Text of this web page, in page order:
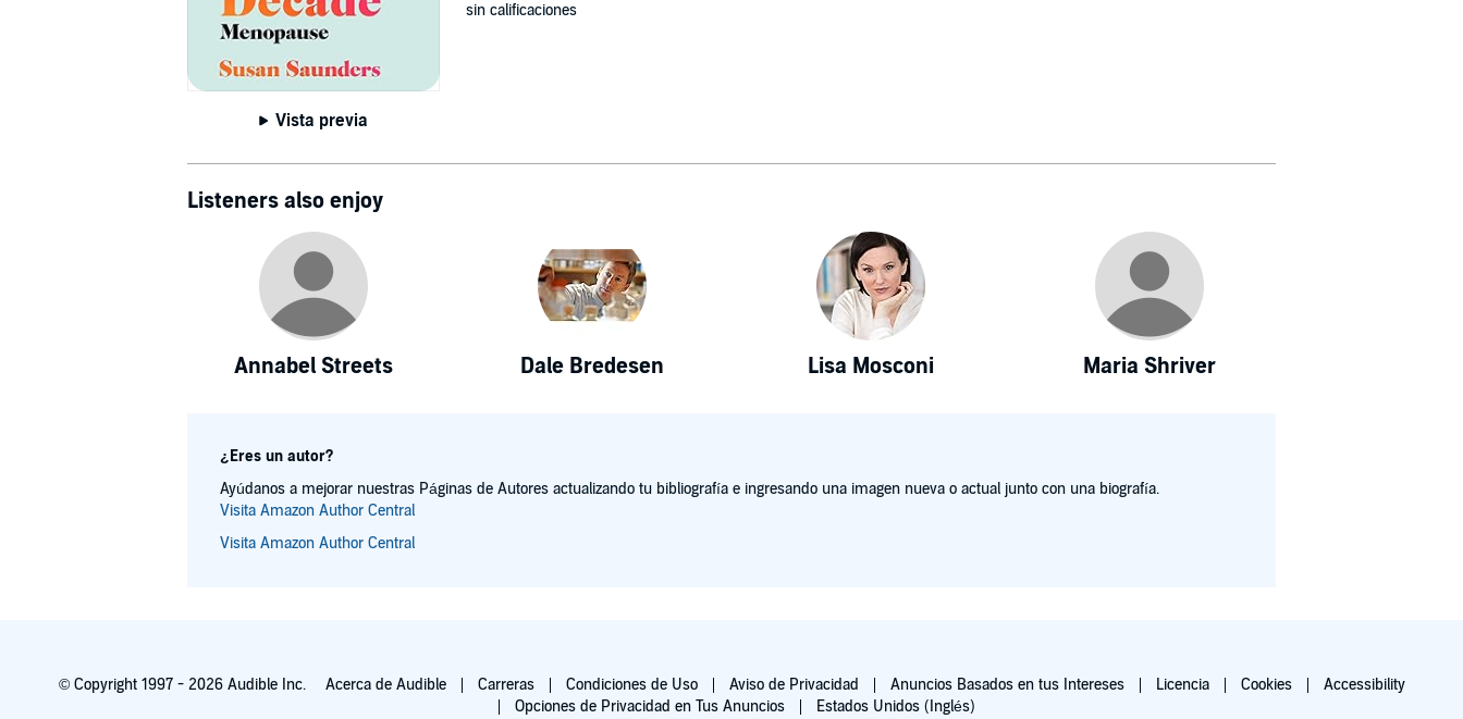
Vista previa
sin calificaciones
Listeners also enjoy
Annabel Streets Dale Bredesen Lisa Mosconi Maria Shriver
¿Eres un autor?
Ayúdanos a mejorar nuestras Páginas de Autores actualizando tu bibliografía e ingresando una imagen nueva o actual junto con una biografía.
Visita Amazon Author Central
Visita Amazon Author Central
© Copyright 1997 - 2026 Audible Inc. Acerca de Audible Carreras Condiciones de Uso Aviso de Privacidad Anuncios Basados en tus Intereses Licencia Cookies
Accessibility
Opciones de Privacidad en Tus Anuncios
Estados Unidos (Inglés)